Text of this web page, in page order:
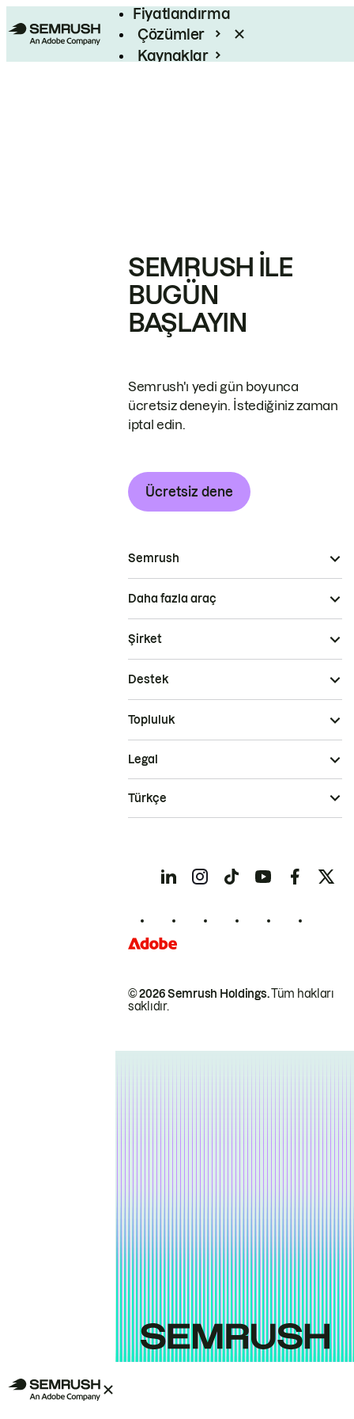
Fiyatlandırma
Çözümler
Kaynaklar
SEMRUSH ILE
BUGÜN
BAŞLAYIN
Semrush'ı yedi gün boyunca
ücretsiz deneyin. İstediğiniz zaman
iptal edin.
Ücretsiz dene
Semrush
Daha fazla araç
Şirket
Destek
Topluluk
© 2026 Semrush Holdings.Tüm hakları
saklıdır.
Legal
Türkçe